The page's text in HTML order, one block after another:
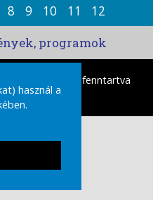
használ a
8 9 10 11
12
programok
Minden Jog fenntartva
TÁJÉKOZTATÓ